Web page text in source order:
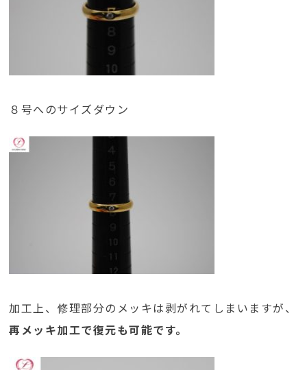
８号へのサイズダウン
加工上、修理部分のメッキは剥がれてしまいますが、
再メッキ加工で復元も可能です。